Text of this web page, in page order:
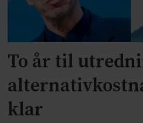
To år til
klar